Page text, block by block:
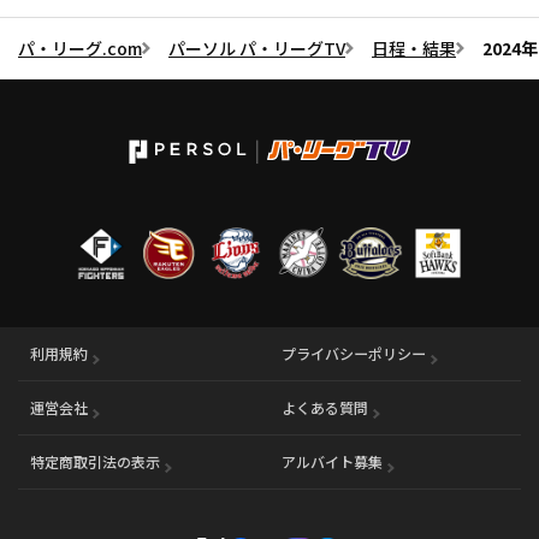
パ・リーグ.com パーソル パ・リーグTV 日程・結果 2024
利用規約 プライバシーポリシー
運営会社 （別ウィンドウで開く） よくある質問
特定商取引法の表示 アルバイト募集 （別ウィンドウで開く